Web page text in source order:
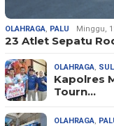
OLAHRAGA, PALU Minggu,
23 Atlet Sepatu
OLAHRAGA,
Kapolres
Tourn…
OLAHRAGA,